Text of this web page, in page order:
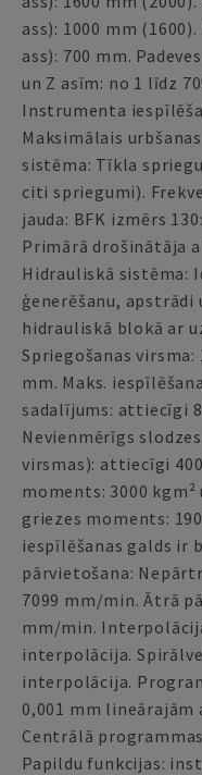
ass): 1000 mm
ass): 700 mm.
un Z asīm: no 1 līdz
Instrumenta
Maksimālais
sistēma: Tīkla
citi spriegumi).
jauda: BFK izmērs
Primārā drošinātāja
Hidrauliskā sistēma:
ģenerēšanu, apstrādi
hidrauliskā blokā ar
Spriegošanas virsma:
mm. Maks.
sadalījums: attiecīgi
Nevienmērīgs
virsmas): attiecīgi
moments: 3000 kgm²
griezes moments:
iespīlēšanas galds ir
pārvietošana:
7099 mm/min. Ātrā
mm/min.
interpolācija.
interpolācija.
0,001 mm lineārajām
Centrālā
Papildu funkcijas: